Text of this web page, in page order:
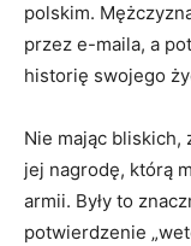
polskim.
przez e-maila, a
historię swojego
Nie mając bliskich,
jej nagrodę, którą
armii. Były to
potwierdzenie